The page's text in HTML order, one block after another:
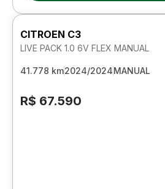
CITROEN C3
LIVE PACK 1.0 6V FLEX MANUAL
41.778 km2024/2024MANUAL
R$ 67.590